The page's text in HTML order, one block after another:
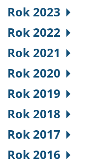
Rok 2023
Rok 2022
Rok 2021
Rok 2020
Rok 2019
Rok 2018
Rok 2017
Rok 2016